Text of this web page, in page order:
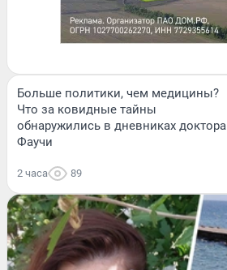
Больше политики, чем медицины?
Что за ковидные тайны
обнаружились в дневниках доктора
Фаучи
2 часа 89